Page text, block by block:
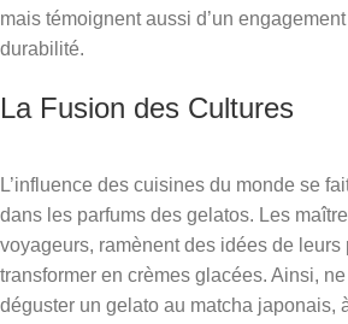
mais témoignent aussi d’un
durabilité.
La Fusion des Cultures
L’influence des cuisines du monde se
dans les parfums des gelatos. Les
voyageurs, ramènent des idées de
transformer en crèmes glacées. Ainsi,
déguster un gelato au matcha japonais,